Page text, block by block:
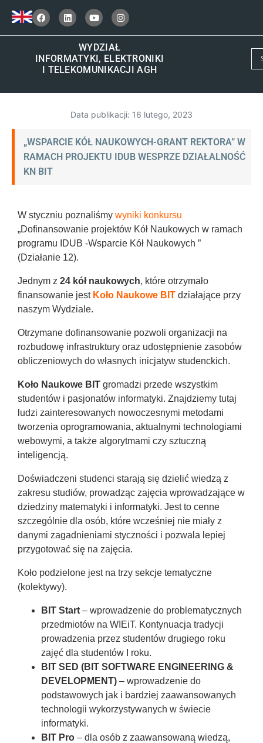
WYDZIAŁ
INFORMATYKI, ELEKTRONIKI
I TELEKOMUNIKACJI AGH
Data publikacji: 16 lutego, 2023
„WSPARCIE KÓŁ NAUKOWYCH-GRANT REKTORA” W
RAMACH PROJEKTU IDUB WESPRZE DZIAŁALNOŚĆ
KN BIT
W styczniu poznaliśmy wyniki konkursu
„Dofinansowanie projektów Kół Naukowych w ramach
programu IDUB -Wsparcie Kół Naukowych ”
(Działanie 12).
Jednym z 24 kół naukowych, które otrzymało
finansowanie jest Koło Naukowe BIT działające przy
naszym Wydziale.
Otrzymane dofinansowanie pozwoli organizacji na
rozbudowę infrastruktury oraz udostępnienie zasobów
obliczeniowych do własnych inicjatyw studenckich.
Koło Naukowe BIT gromadzi przede wszystkim
studentów i pasjonatów informatyki. Znajdziemy tutaj
ludzi zainteresowanych nowoczesnymi metodami
tworzenia oprogramowania, aktualnymi technologiami
webowymi, a także algorytmami czy sztuczną
inteligencją.
Doświadczeni studenci starają się dzielić wiedzą z
zakresu studiów, prowadząc zajęcia wprowadzające w
dziedziny matematyki i informatyki. Jest to cenne
szczególnie dla osób, które wcześniej nie miały z
danymi zagadnieniami styczności i pozwala lepiej
przygotować się na zajęcia.
Koło podzielone jest na trzy sekcje tematyczne
(kolektywy).
BIT Start – wprowadzenie do problematycznych
przedmiotów na WIEiT. Kontynuacja tradycji
prowadzenia przez studentów drugiego roku
zajęć dla studentów I roku.
BIT SED (BIT SOFTWARE ENGINEERING &
DEVELOPMENT) – wprowadzenie do
podstawowych jak i bardziej zaawansowanych
technologii wykorzystywanych w świecie
informatyki.
BIT Pro – dla osób z zaawansowaną wiedzą,